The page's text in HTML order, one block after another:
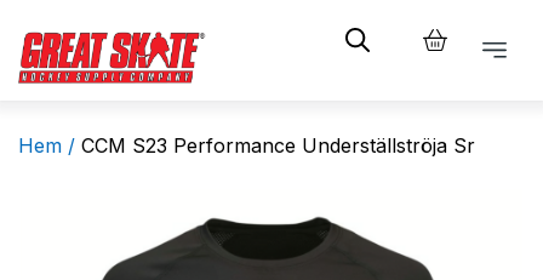
Hem / CCM S23 Performance Underställströja Sr